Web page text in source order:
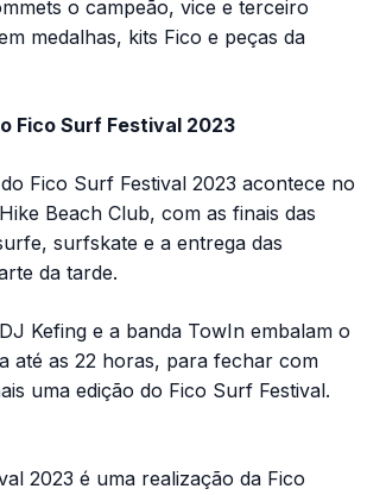
o campeão, vice e terceiro
medalhas, kits Fico e peças da
Fico Surf Festival 2023
Fico Surf Festival 2023 acontece no
Beach Club, com as finais das
surfskate e a entrega das
da tarde.
Kefing e a banda TowIn embalam o
até as 22 horas, para fechar com
uma edição do Fico Surf Festival.
2023 é uma realização da Fico